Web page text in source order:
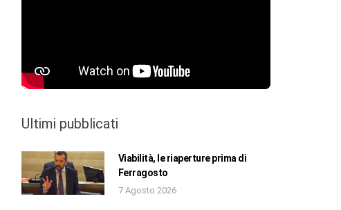
Ultimi pubblicati
Viabilità, le riaperture prima di
Ferragosto
7 Agosto 2026